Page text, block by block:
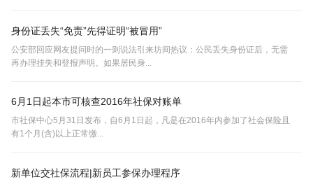
身份证丢失“免责”先得证明“被冒用”
公安部回应网友提问时的一则说法引来坊间热议：公民丢失身份证后，无需
再办理挂失和登报声明。如果居民身...
6月1日起本市可核查2016年社保对账单
市社保中心5月31日发布，自6月1日起，凡是在2016年内参加了社会保险且
有1个月(含)以上正常缴...
新单位交社保流程|新员工参保办理程序